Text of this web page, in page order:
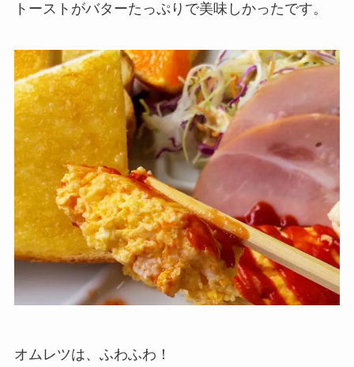
トーストがバターたっぷりで美味しかったです。
オムレツは、ふわふわ！